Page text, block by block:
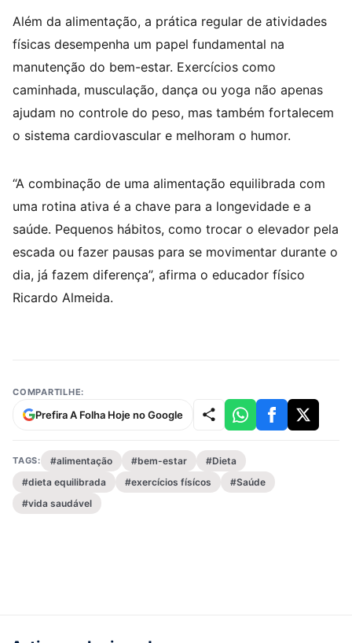
Além da alimentação, a prática regular de atividades
físicas desempenha um papel fundamental na
manutenção do bem-estar. Exercícios como
caminhada, musculação, dança ou yoga não apenas
ajudam no controle do peso, mas também fortalecem
o sistema cardiovascular e melhoram o humor.
“A combinação de uma alimentação equilibrada com
uma rotina ativa é a chave para a longevidade e a
saúde. Pequenos hábitos, como trocar o elevador pela
escada ou fazer pausas para se movimentar durante o
dia, já fazem diferença”, afirma o educador físico
Ricardo Almeida.
COMPARTILHE:
Prefira A Folha Hoje no Google
TAGS: #alimentação #bem-estar
#Dieta
#dieta equilibrada
#exercícios físícos
#Saúde
#vida saudável